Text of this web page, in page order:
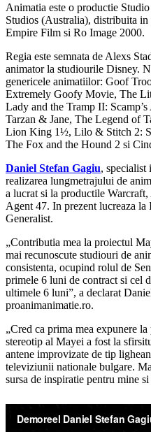
Animatia este o productie
Studios (Australia), distribuita
Empire Film si Ro Image 2000.
Regia este semnata de Alexs
animator la studiourile Disney.
genericele animatiilor: Goof
Extremely Goofy Movie, The
Lady and the Tramp II:
Tarzan & Jane, The Legend of
Lion King 1½, Lilo & Stitch 2:
The Fox and the Hound 2 si
Daniel Stefan Gagiu, specialist
realizarea lungmetrajului de
a lucrat si la productile
Agent 47. In prezent lucreaza la
Generalist.
„Contributia mea la proiectul
mai recunoscute studiouri de
consistenta, ocupind rolul de
primele 6 luni de contract si cel
ultimele 6 luni”, a declarat
proanimanimatie.ro.
„Cred ca prima mea expunere
stereotip al Mayei a fost la
antene improvizate de tip
televiziunii nationale bulgare.
sursa de inspiratie pentru mine